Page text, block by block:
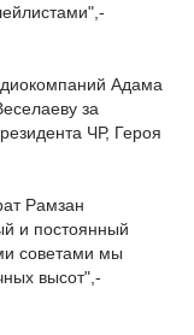
Адама
за
ЧР, Героя
Рамзан
и постоянный
советами мы
высот",-